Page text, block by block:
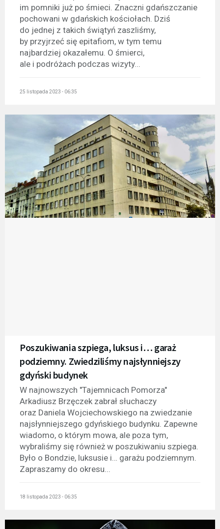
im pomniki już po śmieci. Znaczni gdańszczanie
pochowani w gdańskich kościołach. Dziś
do jednej z takich świątyń zaszliśmy,
by przyjrzeć się epitafiom, w tym temu
najbardziej okazałemu. O śmierci,
ale i podróżach podczas wizyty...
25 listopada 2023 - 06:35
Poszukiwania szpiega, luksus i… garaż
podziemny. Zwiedziliśmy najsłynniejszy
gdyński budynek
W najnowszych "Tajemnicach Pomorza"
Arkadiusz Brzęczek zabrał słuchaczy
oraz Daniela Wojciechowskiego na zwiedzanie
najsłynniejszego gdyńskiego budynku. Zapewne
wiadomo, o którym mowa, ale poza tym,
wybraliśmy się również w poszukiwaniu szpiega.
Było o Bondzie, luksusie i… garażu podziemnym.
Zapraszamy do okresu...
18 listopada 2023 - 06:35